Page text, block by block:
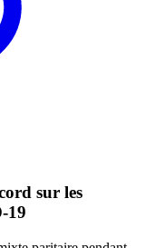
sur les
19